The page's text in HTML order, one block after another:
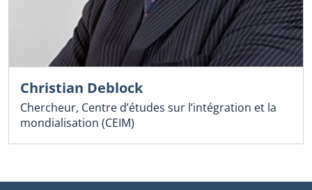
Christian Deblock
Chercheur, Centre d’études sur l’intégration et la
mondialisation (CEIM)